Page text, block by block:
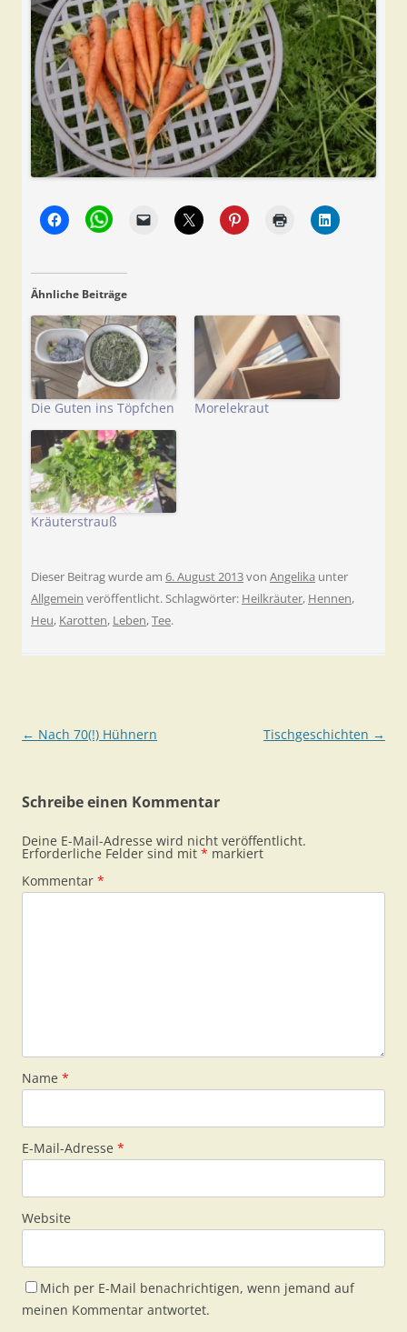
Ähnliche Beiträge
Die Guten ins Töpfchen Morelekraut
Kräuterstrauß
Dieser Beitrag wurde am 6. August 2013von Angelika unter
Allgemein veröffentlicht. Schlagwörter: Heilkräuter, Hennen,
Heu, Karotten, Leben,Tee.
Beitragsnavigation
← Nach 70(!) Hühnern Tischgeschichten →
Schreibe einen Kommentar
Deine E-Mail-Adresse wird nicht veröffentlicht.
Erforderliche Felder sind mit * markiert
Kommentar *
Name *
E-Mail-Adresse *
Website
Mich per E-Mail benachrichtigen, wenn jemand auf
meinen Kommentar antwortet.